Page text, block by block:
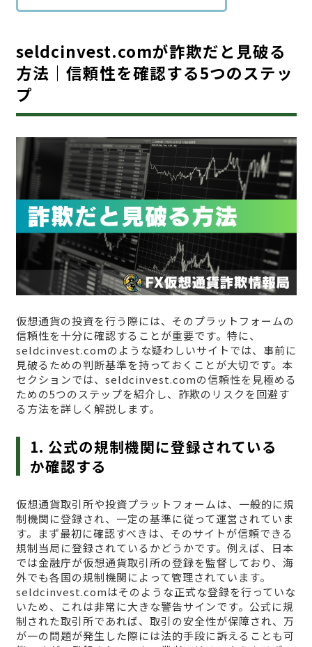
seldcinvest.comが詐欺だと見破る
方法｜信頼性を確認する5つのステッ
プ
仮想通貨の投資を行う際には、そのプラットフォームの
信頼性を十分に確認することが重要です。特に、
seldcinvest.comのような疑わしいサイトでは、事前に
見破るための判断基準を持っておくことが大切です。本
セクションでは、seldcinvest.comの信頼性を見極める
ための5つのステップを紹介し、詐欺のリスクを回避す
る方法を詳しく解説します。
1. 公式の規制機関に登録されている
か確認する
仮想通貨取引所や投資プラットフォームは、一般的に規
制機関に登録され、一定の基準に従って運営されていま
す。まず最初に確認すべきは、そのサイトが信頼できる
規制当局に登録されているかどうかです。例えば、日本
では金融庁が仮想通貨取引所の登録を監督しており、海
外でも各国の規制機関によって管理されています。
seldcinvest.comはそのような正式な登録を行っていな
いため、これは非常に大きな警告サインです。公式に規
制された取引所であれば、取引の安全性が保障され、万
が一の問題が発生した際には法的手段に訴えることも可